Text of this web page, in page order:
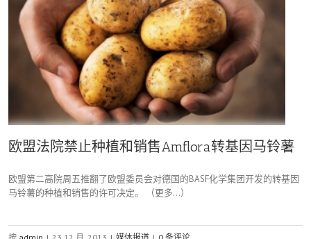
欧盟法院禁止种植和销售Amflora转基因马铃薯
欧盟第二高院周五推翻了欧盟委员会对德国的BASF化学集团开发的转基因
马铃薯的种植和销售的许可决定。 （更多…）